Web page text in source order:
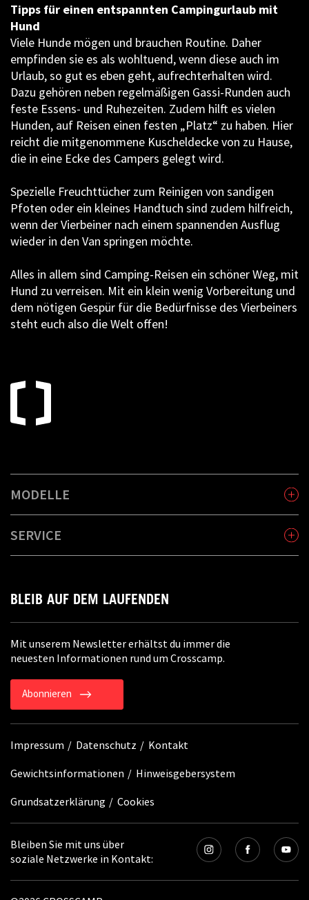
Tipps für einen entspannten Campingurlaub mit
Hund
Viele Hunde mögen und brauchen Routine. Daher
empfinden sie es als wohltuend, wenn diese auch im
Urlaub, so gut es eben geht, aufrechterhalten wird.
Dazu gehören neben regelmäßigen Gassi-Runden auch
feste Essens- und Ruhezeiten. Zudem hilft es vielen
Hunden, auf Reisen einen festen „Platz“ zu haben. Hier
reicht die mitgenommene Kuscheldecke von zu Hause,
die in eine Ecke des Campers gelegt wird.
Spezielle Freuchttücher zum Reinigen von sandigen
Pfoten oder ein kleines Handtuch sind zudem hilfreich,
wenn der Vierbeiner nach einem spannenden Ausflug
wieder in den Van springen möchte.
Alles in allem sind Camping-Reisen ein schöner Weg, mit
Hund zu verreisen. Mit ein klein wenig Vorbereitung und
dem nötigen Gespür für die Bedürfnisse des Vierbeiners
steht euch also die Welt offen!
MODELLE
SERVICE
BLEIB AUF DEM LAUFENDEN
Mit unserem Newsletter erhältst du immer die
neuesten Informationen rund um Crosscamp.
Abonnieren
Impressum Datenschutz Kontakt
Gewichtsinformationen Hinweisgebersystem
Grundsatzerklärung Cookies
Bleiben Sie mit uns über
soziale Netzwerke in Kontakt: